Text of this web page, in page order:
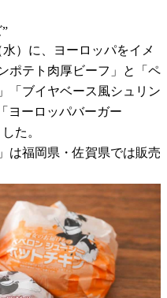
）に、ヨーロッパをイメ
ポテト肉厚ビーフ」と「ペ
「ブイヤベース風シュリン
ヨーロッパバーガー
た。
は福岡県・佐賀県では販売